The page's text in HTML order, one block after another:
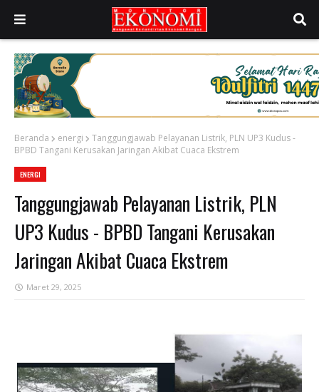
Beranda energi
Tanggungjawab Pelayanan Listrik, PLN UP3 Kudus -
BPBD Tangani Kerusakan Jaringan Akibat Cuaca Ekstrem
ENERGI
Tanggungjawab Pelayanan Listrik, PLN
UP3 Kudus - BPBD Tangani Kerusakan
Jaringan Akibat Cuaca Ekstrem
Maret 29, 2025